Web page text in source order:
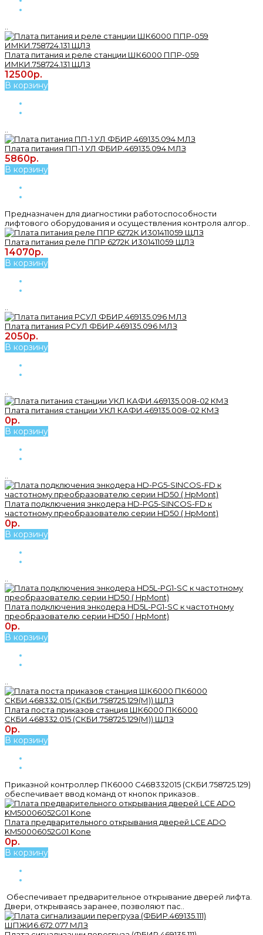
Плата питания и реле станции ШК6000 ППР-059
ИМКИ.758724.131 ЩЛЗ
12500р.
В корзину
Плата питания ПП-1 УЛ ФБИР.469135.094 МЛЗ
5860р.
В корзину
Предназначен для диагностики работоспособности
лифтового оборудования и осуществления контроля алгор..
Плата питания реле ППР 6272К И301411059 ЩЛЗ
14070р.
В корзину
Плата питания РСУЛ ФБИР.469135.096 МЛЗ
2050р.
В корзину
Плата питания станции УКЛ КАФИ.469135.008-02 КМЗ
0р.
В корзину
Плата подключения энкодера HD-PG5-SINCOS-FD к
частотному преобразователю серии HD50 ( HpMont)
0р.
В корзину
Плата подключения энкодера HD5L-PG1-SC к частотному
преобразователю серии HD50 ( HpMont)
0р.
В корзину
Плата поста приказов станция ШК6000 ПК6000
СКБИ.468332.015 (СКБИ.758725.129(М)) ЩЛЗ
0р.
В корзину
Приказной контроллер ПК6000 С468332015 (СКБИ.758725.129)
обеспечивает ввод команд от кнопок приказов..
Плата предварительного открывания дверей LCE ADO
KM50006052G01 Kone
0р.
В корзину
Обеспечивает предварительное открывание дверей лифта.
Двери, открываясь заранее, позволяют пас..